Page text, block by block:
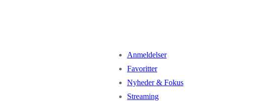
Anmeldelser
Favoritter
Nyheder & Fokus
Streaming